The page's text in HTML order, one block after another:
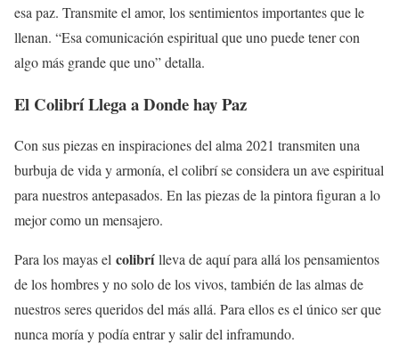
esa paz. Transmite el amor, los sentimientos importantes que le
llenan. “Esa comunicación espiritual que uno puede tener con
algo más grande que uno” detalla.
El Colibrí Llega a Donde hay Paz
Con sus piezas en inspiraciones del alma 2021 transmiten una
burbuja de vida y armonía, el colibrí se considera un ave espiritual
para nuestros antepasados. En las piezas de la pintora figuran a lo
mejor como un mensajero.
Para los mayas el colibrílleva de aquí para allá los pensamientos
de los hombres y no solo de los vivos, también de las almas de
nuestros seres queridos del más allá. Para ellos es el único ser que
nunca moría y podía entrar y salir del inframundo.